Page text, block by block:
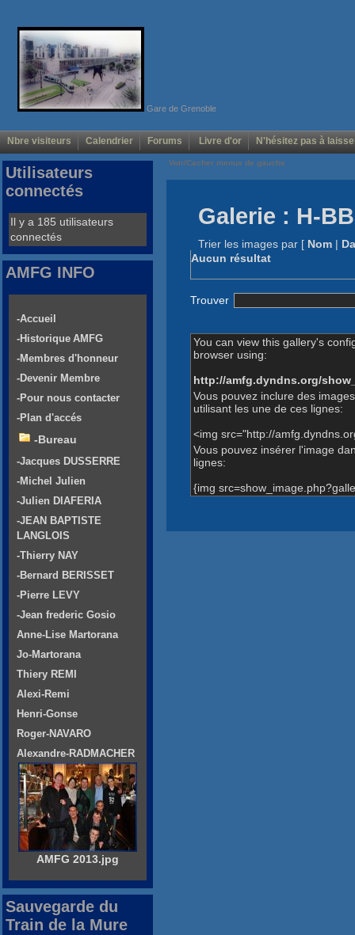
Gare de Grenoble
Nbre visiteurs Calendrier Forums Livre d'or N'hésitez pas à
Voir/Cacher menus de gauche
Galerie : H-
Trier les images par [ Nom |
Aucun résultat
Trouver
You can view this gallery's
browser using:
http://amfg.dyndns.org/
Vous pouvez inclure des
utilisant les une de ces lignes:
<img src="http://
Vous pouvez insérer l'image
lignes:
{img
Utilisateurs
connectés
Il y a 185 utilisateurs
connectés
AMFG INFO
-Accueil
-Historique AMFG
-Membres d'honneur
-Devenir Membre
-Pour nous contacter
-Plan d'accés
-Bureau
-Jacques DUSSERRE
-Michel Julien
-Julien DIAFERIA
-JEAN BAPTISTE
LANGLOIS
-Thierry NAY
-Bernard BERISSET
-Pierre LEVY
-Jean frederic Gosio
Anne-Lise Martorana
Jo-Martorana
Thiery REMI
Alexi-Remi
Henri-Gonse
Roger-NAVARO
Alexandre-RADMACHER
AMFG 2013.jpg
Sauvegarde du
Train de la Mure